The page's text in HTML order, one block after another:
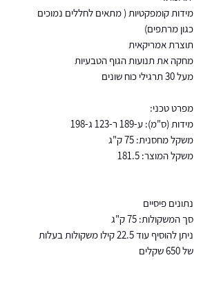
מידות קומפקטיות ( מתאים לחללים נמוכים
כגון מרתפים)
תוצרת אמריקאית
מחקה את תנועות הגוף הטבעיות
מעל 30 תרגילי כוח שונים
מפרט טכני:
מידות (ס"מ): ע-189 ר-123 ג-198
משקל מחסנית: 75 ק"ג
משקל המוצר: 181.5
נתונים פיסיים
סך המשקולות: 75 ק"ג
ניתן להוסיף עוד 22.5 קילו משקולות בעלות
של 650 שקלים